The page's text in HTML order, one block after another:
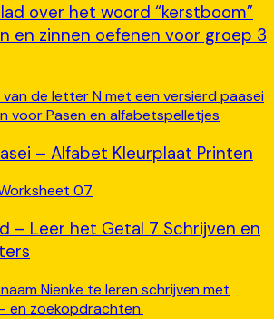
over het woord “kerstboom”
en zinnen oefenen voor groep 3
– Alfabet Kleurplaat Printen
– Leer het Getal 7 Schrijven en